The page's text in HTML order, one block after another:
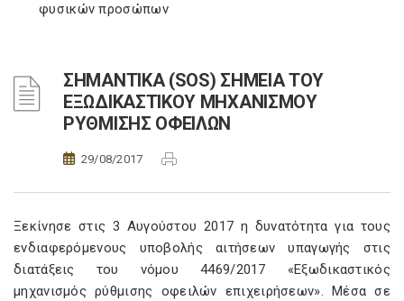
φυσικών προσώπων
ΣΗΜΑΝΤΙΚΑ (SOS) ΣΗΜΕΙΑ ΤΟΥ
ΕΞΩΔΙΚΑΣΤΙΚΟΥ ΜΗΧΑΝΙΣΜΟΥ
ΡΥΘΜΙΣΗΣ ΟΦΕΙΛΩΝ
29/08/2017
Ξεκίνησε στις 3 Αυγούστου 2017 η δυνατότητα για τους
ενδιαφερόμενους υποβολής αιτήσεων υπαγωγής στις
διατάξεις του νόμου 4469/2017 «Εξωδικαστικός
μηχανισμός ρύθμισης οφειλών επιχειρήσεων». Μέσα σε